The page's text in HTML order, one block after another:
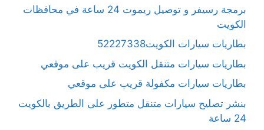
برمجة رسيفر و توصيل ريموت 24 ساعة في محافظات
الكويت
بطاريات سيارات الكويت52227338
بطاريات سيارات متنقل الكويت قريب على موقعي
بطاريات سيارات مكفولة قريب على موقعي
بنشر تصليح سيارات متنقل متطور على الطريق بالكويت
24 ساعة